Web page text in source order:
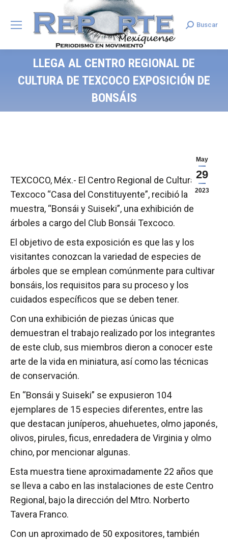
Search:
Buscar
LLEGA AL CENTRO REGIONAL DE
CULTURA DE TEXCOCO EXPOSICIÓN DE
BONSÁIS
May
29
2023
TEXCOCO, Méx.- El Centro Regional de Cultura de
Texcoco “Casa del Constituyente”, recibió la
muestra, “Bonsái y Suiseki”, una exhibición de
árboles a cargo del Club Bonsái Texcoco.
El objetivo de esta exposición es que las y los
visitantes conozcan la variedad de especies de
árboles que se emplean comúnmente para cultivar
bonsáis, los requisitos para su proceso y los
cuidados específicos que se deben tener.
Con una exhibición de piezas únicas que
demuestran el trabajo realizado por los integrantes
de este club, sus miembros dieron a conocer este
arte de la vida en miniatura, así como las técnicas
de conservación.
En “Bonsái y Suiseki” se expusieron 104
ejemplares de 15 especies diferentes, entre las
que destacan juníperos, ahuehuetes, olmo japonés,
olivos, pirules, ficus, enredadera de Virginia y olmo
chino, por mencionar algunas.
Esta muestra tiene aproximadamente 22 años que
se lleva a cabo en las instalaciones de este Centro
Regional, bajo la dirección del Mtro. Norberto
Tavera Franco.
Con un aproximado de 50 expositores, también